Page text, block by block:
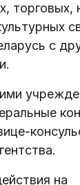
торговых,
с
на